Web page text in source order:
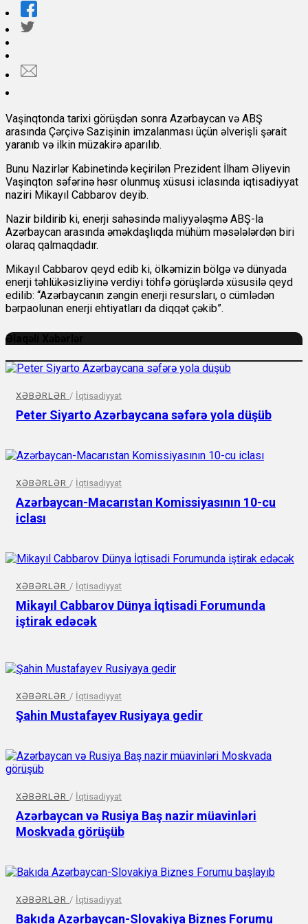
Vaşinqtonda tarixi görüşdən sonra Azərbaycan və ABŞ
arasında Çərçivə Sazişinin imzalanması üçün əlverişli şərait
yaranıb və ilkin müzakirə aparılıb.
Bunu Nazirlər Kabinetində keçirilən Prezident İlham Əliyevin
Vaşinqton səfərinə həsr olunmuş xüsusi iclasında iqtisadiyyat
naziri Mikayıl Cabbarov deyib.
Nazir bildirib ki, enerji sahəsində maliyyələşmə ABŞ-la
Azərbaycan arasında əməkdaşlıqda mühüm məsələlərdən biri
olaraq qalmaqdadır.
Mikayıl Cabbarov qeyd edib ki, ölkəmizin bölgə və dünyada
enerji təhlükəsizliyinə verdiyi töhfə görüşlərdə xüsusilə qeyd
edilib: “Azərbaycanın zəngin enerji resursları, o cümlədən
bərpaolunan enerji ehtiyatları da diqqət çəkib”.
Əlaqəli Xəbərlər
XƏBƏRLƏR / İqtisadiyyat
Peter Siyarto Azərbaycana səfərə yola düşüb
XƏBƏRLƏR / İqtisadiyyat
Azərbaycan-Macarıstan Komissiyasının 10-cu
iclası
XƏBƏRLƏR / İqtisadiyyat
Mikayıl Cabbarov Dünya İqtisadi Forumunda
iştirak edəcək
XƏBƏRLƏR / İqtisadiyyat
Şahin Mustafayev Rusiyaya gedir
XƏBƏRLƏR / İqtisadiyyat
Azərbaycan və Rusiya Baş nazir müavinləri
Moskvada görüşüb
XƏBƏRLƏR / İqtisadiyyat
Bakıda Azərbaycan-Slovakiya Biznes Forumu